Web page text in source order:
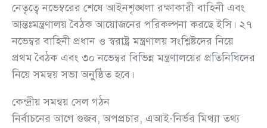
নেতৃত্বে নভেম্বরের শেষে আইনশৃঙ্খলা রক্ষাকারী বাহিনী এবং
আন্তঃমন্ত্রণালয় বৈঠক আয়োজনের পরিকল্পনা করছে ইসি। ২৭
নভেম্বর বাহিনী প্রধান ও স্বরাষ্ট্র মন্ত্রণালয় সংশ্লিষ্টদের নিয়ে
প্রথম বৈঠক এবং ৩০ নভেম্বর বিভিন্ন মন্ত্রণালয়ের প্রতিনিধিদের
নিয়ে সমন্বয় সভা অনুষ্ঠিত হবে।
কেন্দ্রীয় সমন্বয় সেল গঠন
নির্বাচনের আগে গুজব, অপপ্রচার, এআই-নির্ভর মিথ্যা তথ্য